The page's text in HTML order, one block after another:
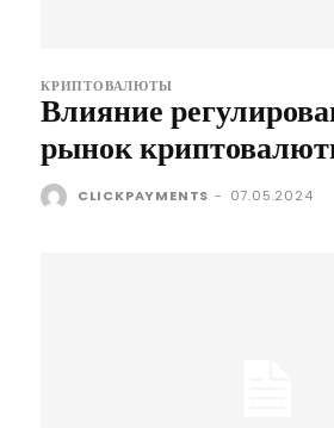
КРИПТОВАЛЮТЫ
Влияние
рынок
CLICKPAYMENTS - 07.05.2024